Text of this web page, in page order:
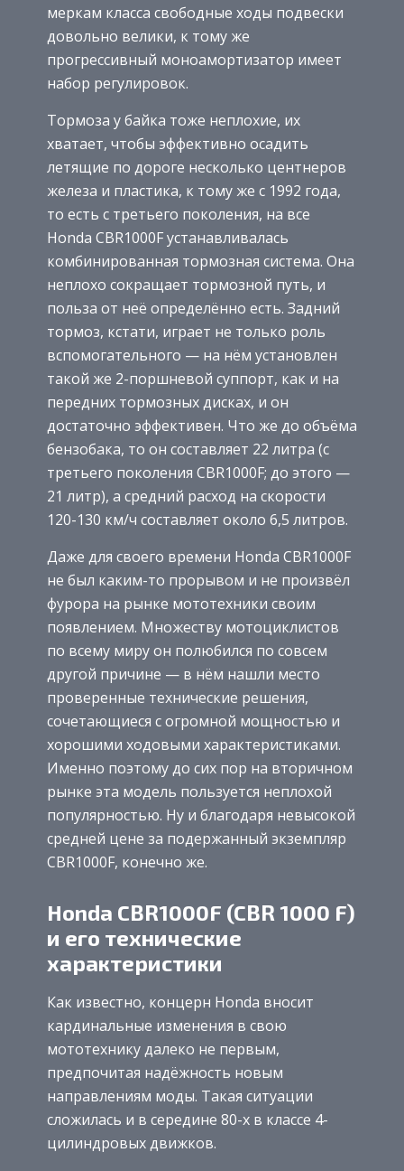
меркам класса свободные ходы подвески
довольно велики, к тому же
прогрессивный моноамортизатор имеет
набор регулировок.
Тормоза у байка тоже неплохие, их
хватает, чтобы эффективно осадить
летящие по дороге несколько центнеров
железа и пластика, к тому же с 1992 года,
то есть с третьего поколения, на все
Honda CBR1000F устанавливалась
комбинированная тормозная система. Она
неплохо сокращает тормозной путь, и
польза от неё определённо есть. Задний
тормоз, кстати, играет не только роль
вспомогательного — на нём установлен
такой же 2-поршневой суппорт, как и на
передних тормозных дисках, и он
достаточно эффективен. Что же до объёма
бензобака, то он составляет 22 литра (с
третьего поколения CBR1000F; до этого —
21 литр), а средний расход на скорости
120-130 км/ч составляет около 6,5 литров.
Даже для своего времени Honda CBR1000F
не был каким-то прорывом и не произвёл
фурора на рынке мототехники своим
появлением. Множеству мотоциклистов
по всему миру он полюбился по совсем
другой причине — в нём нашли место
проверенные технические решения,
сочетающиеся с огромной мощностью и
хорошими ходовыми характеристиками.
Именно поэтому до сих пор на вторичном
рынке эта модель пользуется неплохой
популярностью. Ну и благодаря невысокой
средней цене за подержанный экземпляр
CBR1000F, конечно же.
Honda CBR1000F (CBR 1000 F)
и его технические
характеристики
Как известно, концерн Honda вносит
кардинальные изменения в свою
мототехнику далеко не первым,
предпочитая надёжность новым
направлениям моды. Такая ситуации
сложилась и в середине 80-х в классе 4-
цилиндровых движков.